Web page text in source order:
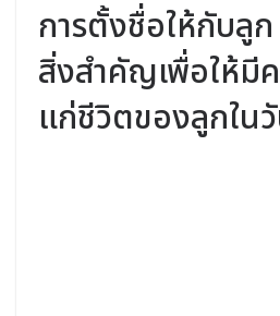
การตั้งชื่อให้กับลู
สิ่งสำคัญเพื่อให้มี
แก่ชีวิตของลูกใน